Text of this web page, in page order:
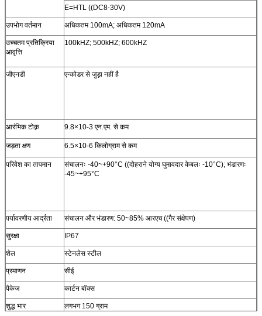
E=HTL ((DC8-30V)
उपभोग वर्तमान अधिकतम 100mA; अधिकतम 120mA
उच्चतम प्रतिक्रिया
आवृत्ति
100kHZ; 500kHZ; 600kHZ
जीएनडी एन्कोडर से जुड़ा नहीं है
आरंभिक टोक़ 9.8×10-3 एन.एम. से कम
जड़ता क्षण 6.5×10-6 किलोग्राम से कम
परिवेश का तापमान
संचालनः -40~+90°C ((दोहराने योग्य घुमावदार केबलः -10°C); भंडारणः
-45~+95°C
पर्यावरणीय आर्द्रता संचालन और भंडारण: 50~85% आरएच ((गैर संक्षेपण)
सुरक्षा IP67
शेल स्टेनलेस स्टील
प्रमाणन सीई
पैकेज कार्टन बॉक्स
शुद्ध भार लगभग 150 ग्राम